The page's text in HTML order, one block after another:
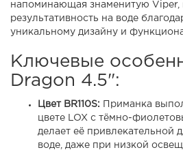
напоминающая знаменитую Viper,
результативность на воде
уникальному дизайну и
Ключевые
Dragon 4.5":
Цвет BR110S: Приманка
цвете LOX с тёмно-
делает её привлекательной
воде, даже при низкой